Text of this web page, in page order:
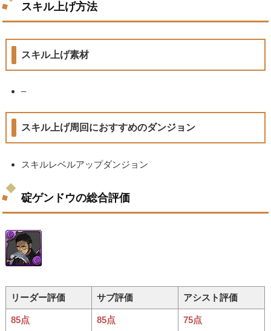
スキル上げ方法
スキル上げ素材
–
スキル上げ周回におすすめのダンジョン
スキルレベルアップダンジョン
碇ゲンドウの総合評価
リーダー評価 サブ評価 アシスト評価
85点 85点 75点